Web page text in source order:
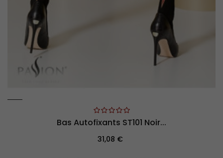
Bas Autofixants ST101 Noir...
Prix
31,08 €